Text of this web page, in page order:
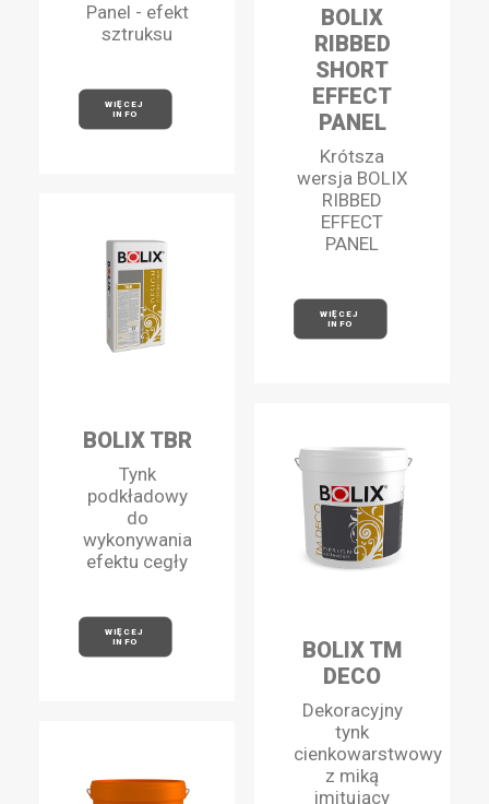
Panel - efekt
sztruksu
WIĘCEJ
INFO
BOLIX
RIBBED
SHORT
EFFECT
PANEL
Krótsza
wersja BOLIX
RIBBED
EFFECT
PANEL
WIĘCEJ
INFO
BOLIX TBR
Tynk
podkładowy
do
wykonywania
efektu cegły
WIĘCEJ
INFO
BOLIX TM
DECO
Dekoracyjny
tynk
cienkowarstwowy
z miką
imitujący